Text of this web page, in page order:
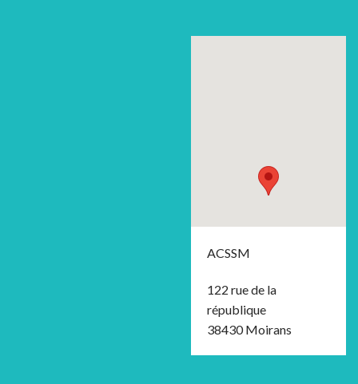
ACSSM
122 rue de la
république
38430 Moirans